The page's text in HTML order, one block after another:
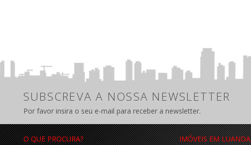
SUBSCREVA A NOSSA NEWSLETTER
Por favor insira o seu e-mail para receber a newsletter.
O QUE PROCURA? IMÓVEIS EM LUANDA